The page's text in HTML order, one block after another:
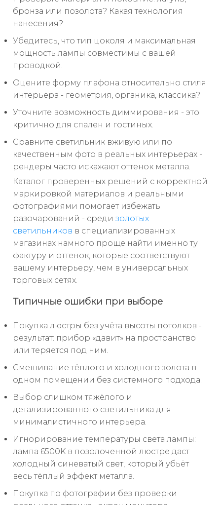
бронза или позолота? Какая технология
нанесения?
Убедитесь, что тип цоколя и максимальная
мощность лампы совместимы с вашей
проводкой.
Оцените форму плафона относительно стиля
интерьера - геометрия, органика, классика?
Уточните возможность диммирования - это
критично для спален и гостиных.
Сравните светильник вживую или по
качественным фото в реальных интерьерах -
рендеры часто искажают оттенок металла.
Каталог проверенных решений с корректной
маркировкой материалов и реальными
фотографиями помогает избежать
разочарований - среди золотых
светильников в специализированных
магазинах намного проще найти именно ту
фактуру и оттенок, которые соответствуют
вашему интерьеру, чем в универсальных
торговых сетях.
Типичные ошибки при выборе
Покупка люстры без учёта высоты потолков -
результат: прибор «давит» на пространство
или теряется под ним.
Смешивание тёплого и холодного золота в
одном помещении без системного подхода.
Выбор слишком тяжёлого и
детализированного светильника для
минималистичного интерьера.
Игнорирование температуры света лампы:
лампа 6500K в позолоченной люстре даст
холодный синеватый свет, который убьёт
весь тёплый эффект металла.
Покупка по фотографии без проверки